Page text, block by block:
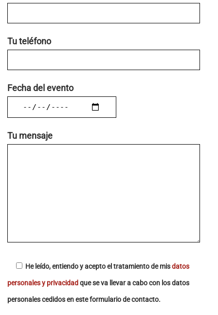
Tu teléfono
Fecha del evento
Tu mensaje
He leído, entiendo y acepto el tratamiento de misdatos
personales y privacidadque se va llevar a cabo con los datos
personales cedidos en este formulario de contacto.